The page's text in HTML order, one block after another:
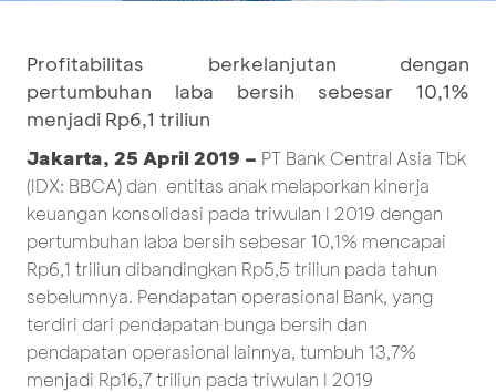
Profitabilitas berkelanjutan dengan
pertumbuhan laba bersih sebesar 10,1%
menjadi Rp6,1 triliun
Jakarta, 25 April 2019 – PT Bank Central Asia Tbk
(IDX: BBCA) dan entitas anak melaporkan kinerja
keuangan konsolidasi pada triwulan I 2019 dengan
pertumbuhan laba bersih sebesar 10,1% mencapai
Rp6,1 triliun dibandingkan Rp5,5 triliun pada tahun
sebelumnya. Pendapatan operasional Bank, yang
terdiri dari pendapatan bunga bersih dan
pendapatan operasional lainnya, tumbuh 13,7%
menjadi Rp16,7 triliun pada triwulan I 2019